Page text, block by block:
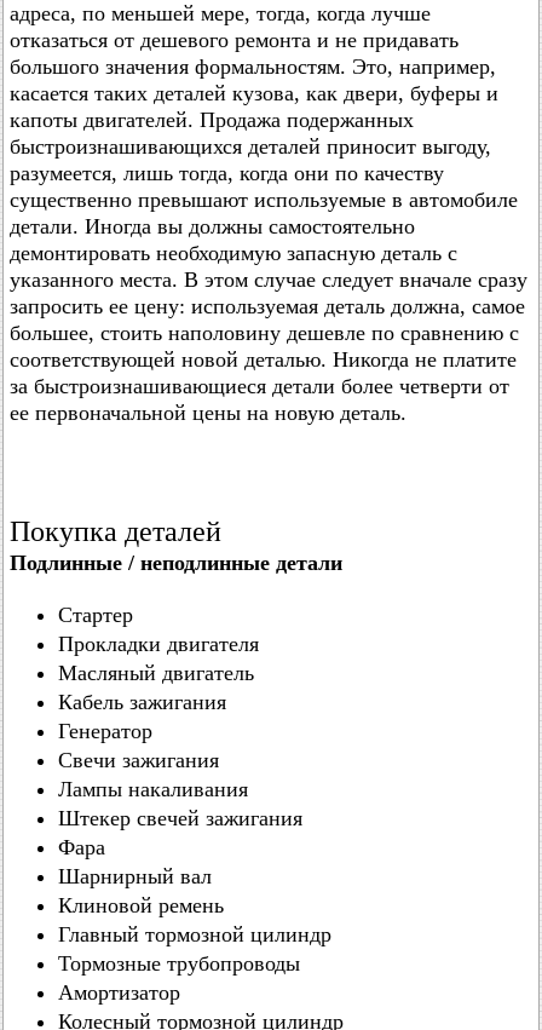
адреса, по меньшей мере, тогда, когда лучше
отказаться от дешевого ремонта и не придавать
большого значения формальностям. Это, например,
касается таких деталей кузова, как двери, буферы и
капоты двигателей. Продажа подержанных
быстроизнашивающихся деталей приносит выгоду,
разумеется, лишь тогда, когда они по качеству
существенно превышают используемые в автомобиле
детали. Иногда вы должны самостоятельно
демонтировать необходимую запасную деталь с
указанного места. В этом случае следует вначале сразу
запросить ее цену: используемая деталь должна, самое
большее, стоить наполовину дешевле по сравнению с
соответствующей новой деталью. Никогда не платите
за быстроизнашивающиеся детали более четверти от
ее первоначальной цены на новую деталь.
Покупка деталей
Подлинные / неподлинные детали
Стартер
Прокладки двигателя
Масляный двигатель
Кабель зажигания
Генератор
Свечи зажигания
Лампы накаливания
Штекер свечей зажигания
Фара
Шарнирный вал
Клиновой ремень
Главный тормозной цилиндр
Тормозные трубопроводы
Амортизатор
Колесный тормозной цилиндр